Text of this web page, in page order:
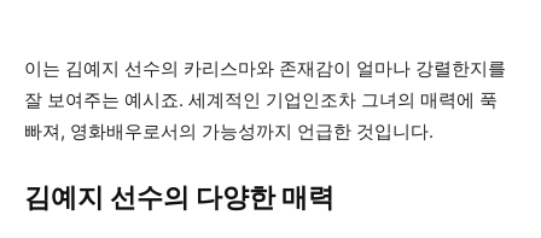
이는 김예지 선수의 카리스마와 존재감이 얼마나 강렬한지를
잘 보여주는 예시죠. 세계적인 기업인조차 그녀의 매력에 푹
빠져, 영화배우로서의 가능성까지 언급한 것입니다.
김예지 선수의 다양한 매력